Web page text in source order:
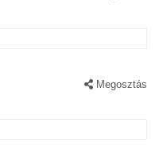
Megosztás